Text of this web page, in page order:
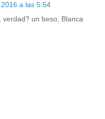
a las 5:54
un beso, Blanca